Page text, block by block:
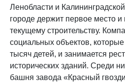
Ленобласти и
городе держит первое место и
текущему строительству.
социальных объектов,
тысяч детей, и занимается
исторических зданий. Среди
башня завода «Красный